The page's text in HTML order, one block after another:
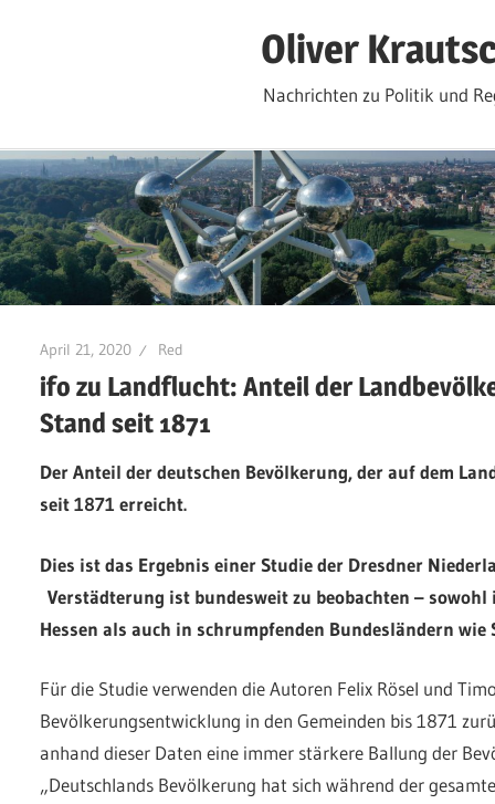
Oliver
Nachrichten zu Politik und
April 21, 2020 Red
ifo zu Landflucht: Anteil der
Stand seit 1871
Der Anteil der deutschen Bevölkerung, der auf dem
seit 1871 erreicht.
Dies ist das Ergebnis einer Studie der Dresdner
Verstädterung ist bundesweit zu beobachten –
Hessen als auch in schrumpfenden Bundesländern wie
Für die Studie verwenden die Autoren Felix Rösel und
Bevölkerungsentwicklung in den Gemeinden bis 1871
anhand dieser Daten eine immer stärkere Ballung der
„Deutschlands Bevölkerung hat sich während der